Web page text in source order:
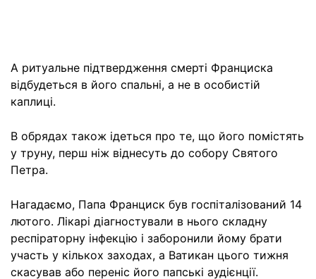
А ритуальне підтвердження смерті Франциска
відбудеться в його спальні, а не в особистій
каплиці.
В обрядах також ідеться про те, що його помістять
у труну, перш ніж віднесуть до собору Святого
Петра.
Нагадаємо, Папа Франциск був госпіталізований 14
лютого. Лікарі діагностували в нього складну
респіраторну інфекцію і заборонили йому брати
участь у кількох заходах, а Ватикан цього тижня
скасував або переніс його папські аудієнції.